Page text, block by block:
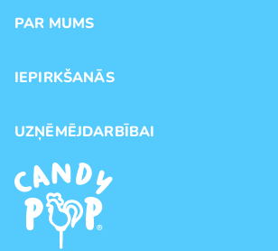
PAR MUMS
Veikali
Preču zīmoli
IEPIRKŠANĀS
Piegāde
Pirkšanas noteikumi
Privātuma politika
UZŅĒMĒJDARBĪBAI
Franšīze
Vairumtirdzniecība